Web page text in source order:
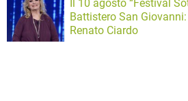
Il 10 agosto “Festival
Battistero San
Renato Ciardo